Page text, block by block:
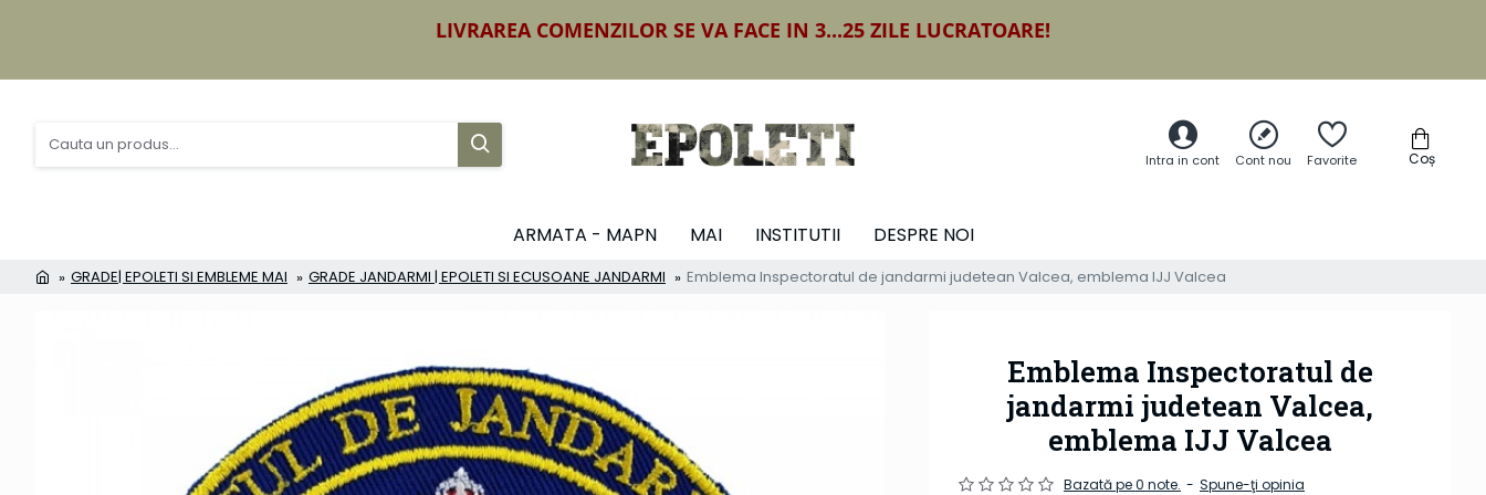
LIVRAREA COMENZILOR SE VA FACE IN 3...25 ZILE LUCRATOARE!
Intra in cont Cont nou Favorite Coș
ARMATA - MAPN MAI INSTITUTII DESPRE NOI
GRADE| EPOLETI SI EMBLEME MAI GRADE JANDARMI | EPOLETI SI ECUSOANE JANDARMI Emblema Inspectoratul de jandarmi judetean Valcea, emblema IJJ Valcea
Emblema Inspectoratul de
jandarmi judetean Valcea,
emblema IJJ Valcea
Bazată pe 0 note. - Spune-ţi opinia